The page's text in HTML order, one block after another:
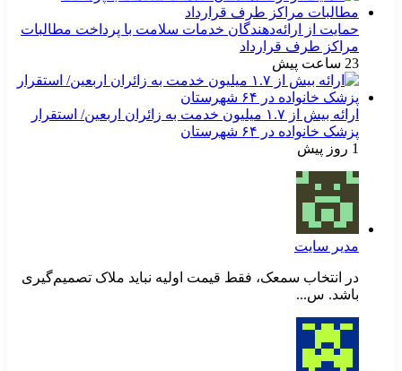
حمایت از ارائه‌دهندگان خدمات سلامت با پرداخت مطالبات
مراکز طرف قرارداد
23 ساعت پیش
ارائه بیش از ۱.۷ میلیون خدمت به زائران اربعین/ استقرار
پزشک خانواده در ۶۴ شهرستان
1 روز پیش
مدیر سایت
در انتخاب سمعک، فقط قیمت اولیه نباید ملاک تصمیم‌گیری
باشد. س...